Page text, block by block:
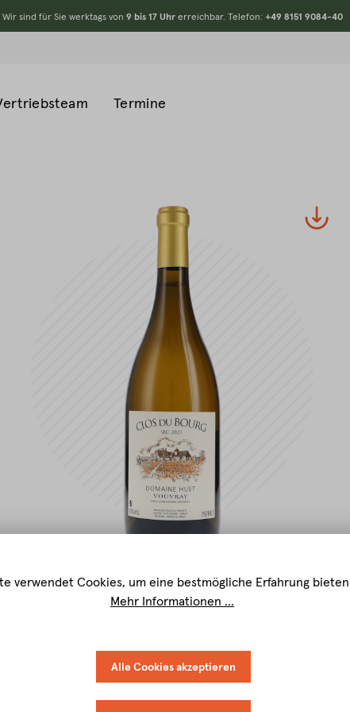
Wir sind für Sie werktags von 9 bis 17 Uhrerreichbar. Telefon: +49 8151 9084-40
Termine
#
verwendet Cookies, um eine bestmögliche Erfahrung
Mehr Informationen ...
Alle Cookies akzeptieren